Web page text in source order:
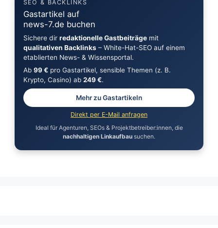
SEO & BACKLINKS
Gastartikel auf
news-7.de buchen
Sichere dir redaktionelle Gastbeiträgemit
qualitativen Backlinks– White-Hat-SEO auf einem
etablierten News- & Wissensportal.
Ab 99 €pro Gastartikel, sensible Themen (z. B.
Krypto, Casino) ab 249 €.
Mehr zu Gastartikeln
Direkt per E-Mail anfragen
Ideal für Agenturen, SEOs & Projektbetreiber:innen, die
nachhaltigen Linkaufbau suchen.